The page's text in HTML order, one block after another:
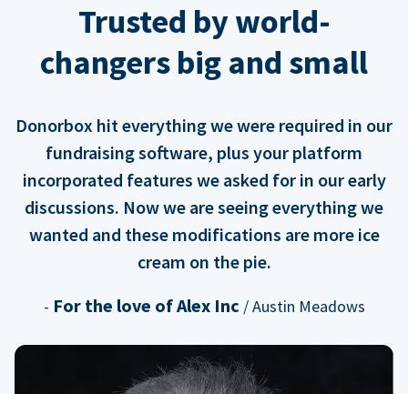
Trusted by world-
changers big and small
Donorbox hit everything we were required in our
fundraising software, plus your platform
incorporated features we asked for in our early
discussions. Now we are seeing everything we
wanted and these modifications are more ice
cream on the pie.
- For the love of Alex Inc / Austin Meadows